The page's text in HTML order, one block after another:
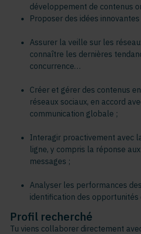
développement de contenus
Proposer des idées innovantes
Assurer la veille sur les
connaître les dernières
concurrence…
Créer et gérer des contenus
réseaux sociaux, en accord
communication globale ;
Interagir proactivement avec
ligne, y compris la réponse
messages ;
Analyser les performances
identification des opportunités
Profil recherché
Tu viens collaborer directement